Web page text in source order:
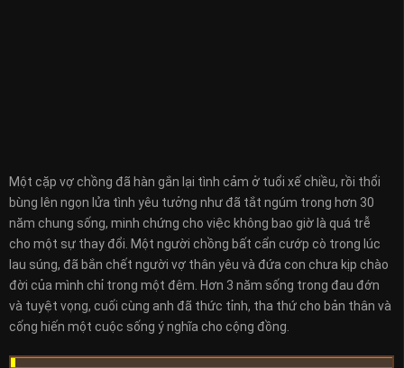
Một cặp vợ chồng đã hàn gắn lại tình cảm ở tuổi xế chiều, rồi thổi
bùng lên ngọn lửa tình yêu tưởng như đã tắt ngúm trong hơn 30
năm chung sống, minh chứng cho việc không bao giờ là quá trễ
cho một sự thay đổi. Một người chồng bất cẩn cướp cò trong lúc
lau súng, đã bắn chết người vợ thân yêu và đứa con chưa kịp chào
đời của mình chỉ trong một đêm. Hơn 3 năm sống trong đau đớn
và tuyệt vọng, cuối cùng anh đã thức tỉnh, tha thứ cho bản thân và
cống hiến một cuộc sống ý nghĩa cho cộng đồng.